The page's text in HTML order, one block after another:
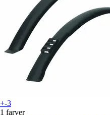
+-3
1 farver